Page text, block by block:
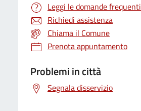
Leggi le domande frequenti
Richiedi assistenza
Chiama il Comune
Prenota appuntamento
Problemi in città
Segnala disservizio